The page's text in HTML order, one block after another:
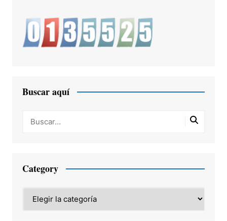
Buscar aquí
Category